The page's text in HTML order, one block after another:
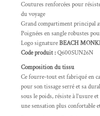
Coutures renforcées pour
du voyage
Grand compartiment principal
Poignées en sangle robustes
Logo signatureBEACH
Code produit :Q600SUN26N
Composition du tissu
Ce fourre-tout est fabriqué en
pour son tissage serré et sa
sous le poids, résiste à l’usure
une sensation plus confortable